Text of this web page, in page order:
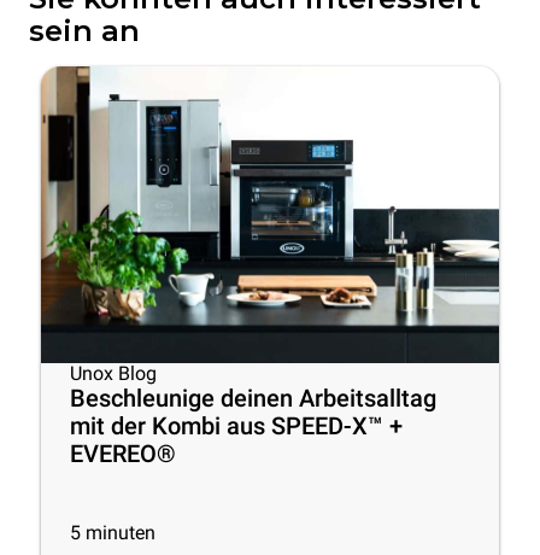
sein an
Unox Blog
Beschleunige deinen Arbeitsalltag
mit der Kombi aus SPEED-X™ +
EVEREO®
5 minuten